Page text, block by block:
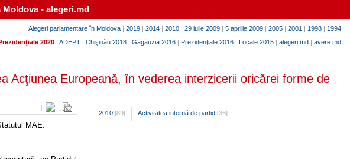
- alegeri.md
Alegeri parlamentare în Moldova | 2019 | 2014 | 2010 | 29 iulie 2009 | 5 aprilie 2009 | 2005 | 2001 | 1998 | 1994
2020 | ADEPT | Chişinău 2018 | Găgăuzia 2016 | Prezidenţiale 2016 | Locale 2015 | alegeri.md | avere.md
Acţiunea Europeană, în vederea interzicerii oricărei forme de
| | |
MAE:
2010[89] Activitatea internă de partid[36]